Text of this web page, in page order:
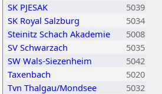
SK PJESAK
5039
SK Royal Salzburg
5034
Steinitz Schach Akademie
5008
SV Schwarzach
5035
SW Wals-Siezenheim
5042
Taxenbach
5020
Tvn Thalgau/Mondsee
5032